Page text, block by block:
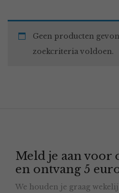
Geen producten
zoekcriteria voldoen.
Meld je aan voor
en ontvang 5
We houden je graag